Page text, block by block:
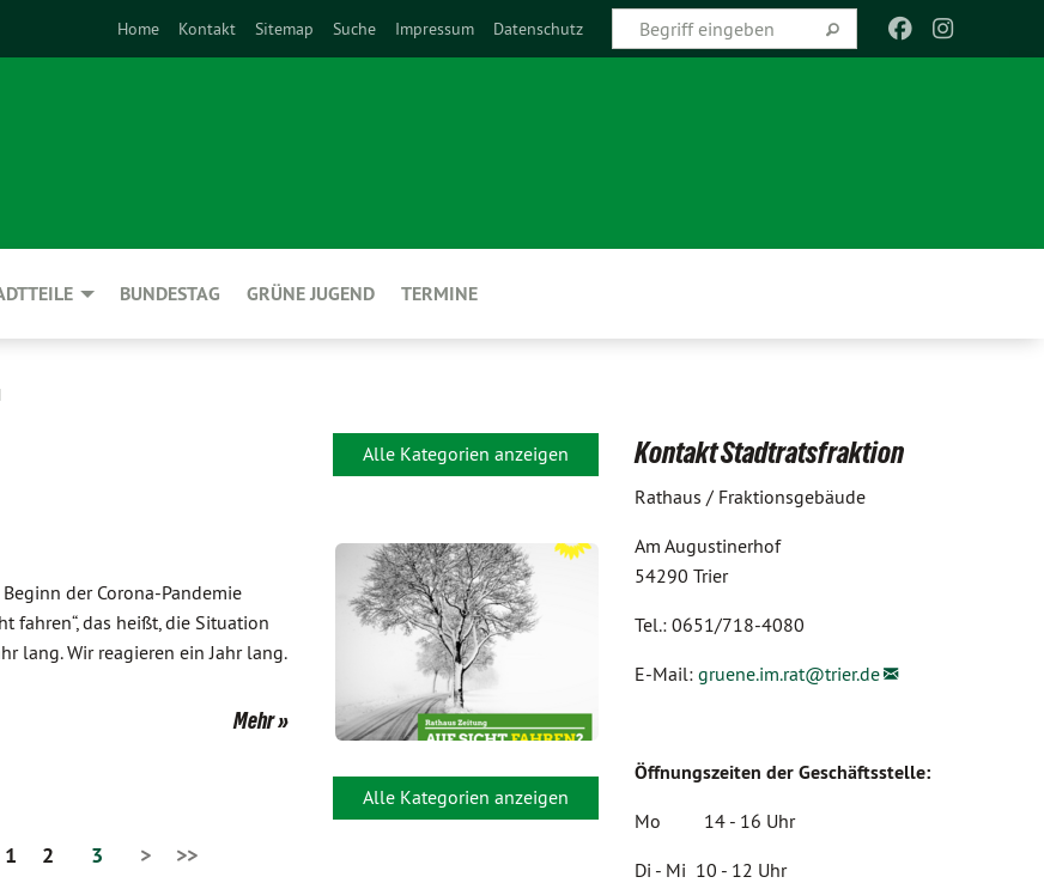
Home Kontakt Sitemap Suche Impressum Datenschutz
BUNDESTAG GRÜNE JUGEND TERMINE
Alle Kategorien anzeigen
der Corona-Pandemie
fahren“, das heißt, die Situation
lang. Wir reagieren ein Jahr lang.
Mehr
Alle Kategorien anzeigen
1 2 3 > >>
Kontakt Stadtratsfraktion
Rathaus / Fraktionsgebäude
Am Augustinerhof
54290 Trier
Tel.: 0651/718-4080
E-Mail: gruene.im.rat@trier.de
Öffnungszeiten der Geschäftsstelle:
Mo 14 - 16 Uhr
Di - Mi 10 - 12 Uhr